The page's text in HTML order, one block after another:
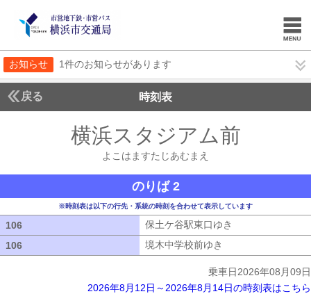
お知らせ 1件のお知らせがあります
戻る 時刻表
横浜スタジアム前
よこはますたじあむまえ
のりば 2
※時刻表は以下の行先・系統の時刻を合わせて表示しています
106 保土ケ谷駅東口ゆき
106
境木中学校前ゆき
乗車日2026年08月09日
2026年8月12日～2026年8月14日の時刻表はこちら